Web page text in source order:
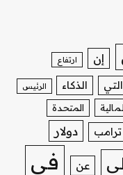
إن ارتفاع
التي الذكاء الرئيس
المتحدة
ترامب دولار
عن في